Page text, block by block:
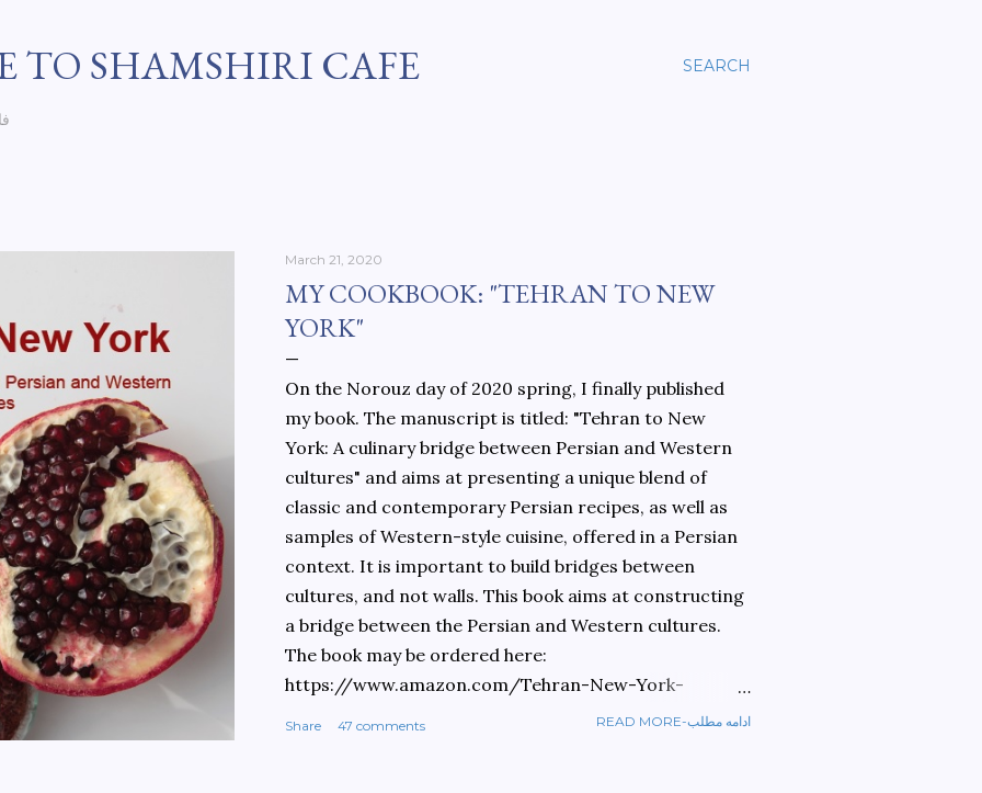
SEARCH
TO SHAMSHIRI CAFE
March 21, 2020
MY COOKBOOK: "TEHRAN TO NEW
YORK"
On the Norouz day of 2020 spring, I finally published
my book. The manuscript is titled: "Tehran to New
York: A culinary bridge between Persian and Western
cultures" and aims at presenting a unique blend of
classic and contemporary Persian recipes, as well as
samples of Western-style cuisine, offered in a Persian
context. It is important to build bridges between
cultures, and not walls. This book aims at constructing
a bridge between the Persian and Western cultures.
The book may be ordered here:
https://www.amazon.com/Tehran-New-York-
Share 47 comments READ MORE-ادامه مطلب